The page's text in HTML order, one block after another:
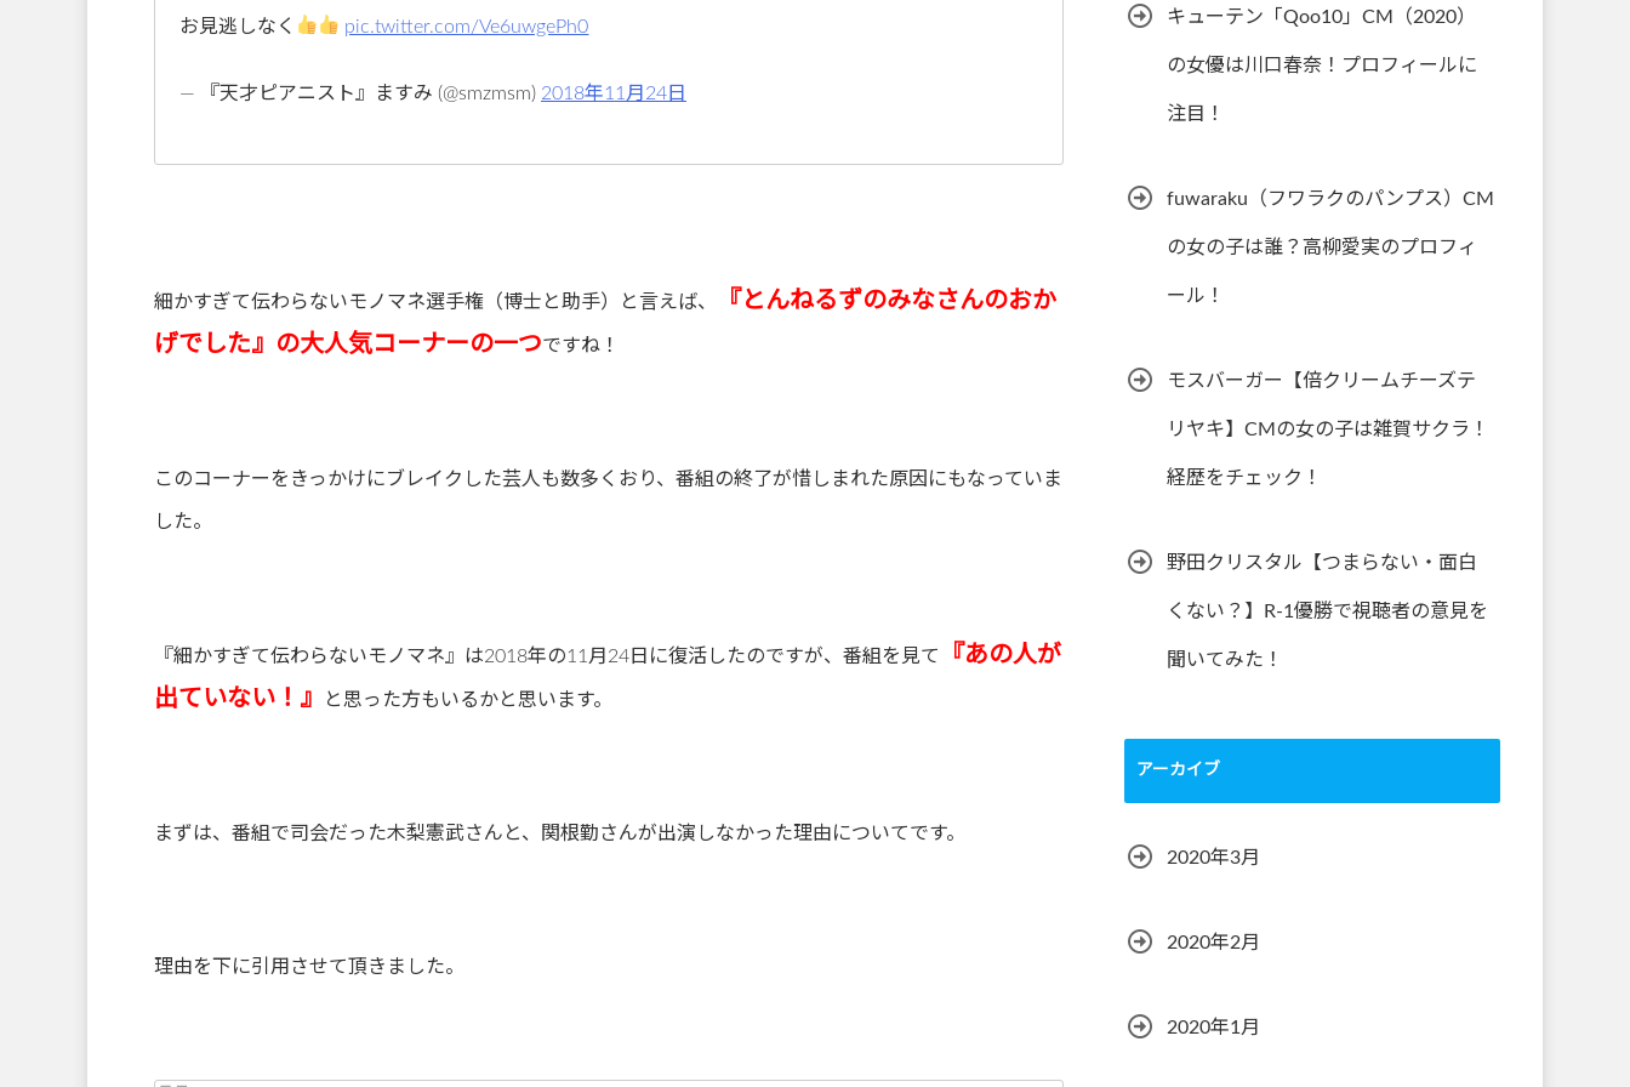
お見逃しなく pic.twitter.com/Ve6uwgePh0
— 『天才ピアニスト』ますみ (@smzmsm) 2018年11月24日
細かすぎて伝わらないモノマネ選手権（博士と助手）と言えば、
『とんねるずのみなさんのおか
げでした』の大人気コーナーの一つですね！
このコーナーをきっかけにブレイクした芸人も数多くおり、番組の終了が惜しまれた原因にもなっていま
した。
『細かすぎて伝わらないモノマネ』は2018年の11月24日に復活したのですが、番組を見て
『あの人が
出ていない！』
と思った方もいるかと思います。
まずは、番組で司会だった木梨憲武さんと、関根勤さんが出演しなかった理由についてです。
理由を下に引用させて頂きました。
キューテン「Qoo10」CM（2020）
の女優は川口春奈！プロフィールに
注目！
fuwaraku（フワラクのパンプス）CM
の女の子は誰？高柳愛実のプロフィ
ール！
モスバーガー【倍クリームチーズテ
リヤキ】CMの女の子は雑賀サクラ！
経歴をチェック！
野田クリスタル【つまらない・面白
くない？】R-1優勝で視聴者の意見を
聞いてみた！
アーカイブ
2020年3月
2020年2月
2020年1月